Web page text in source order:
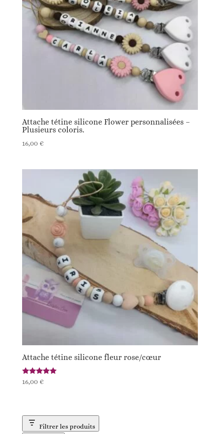
Attache tétine silicone Flower personnalisées –
Plusieurs coloris.
16,00 €
Attache tétine silicone fleur rose/cœur
Note
5.00
16,00 €
Filtrer les produits